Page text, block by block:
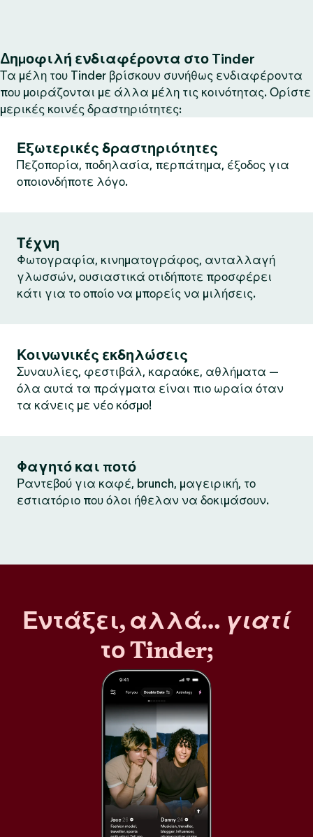
Δημοφιλή ενδιαφέροντα στο Tinder
Τα μέλη του Tinder βρίσκουν συνήθως ενδιαφέροντα
που μοιράζονται με άλλα μέλη τις κοινότητας. Ορίστε
μερικές κοινές δραστηριότητες:
Εξωτερικές δραστηριότητες
Πεζοπορία, ποδηλασία, περπάτημα, έξοδος για
οποιονδήποτε λόγο.
Τέχνη
Φωτογραφία, κινηματογράφος, ανταλλαγή
γλωσσών, ουσιαστικά οτιδήποτε προσφέρει
κάτι για το οποίο να μπορείς να μιλήσεις.
Κοινωνικές εκδηλώσεις
Συναυλίες, φεστιβάλ, καραόκε, αθλήματα —
όλα αυτά τα πράγματα είναι πιο ωραία όταν
τα κάνεις με νέο κόσμο!
Φαγητό και ποτό
Ραντεβού για καφέ, brunch, μαγειρική, το
εστιατόριο που όλοι ήθελαν να δοκιμάσουν.
Εντάξει, αλλά… γιατί
το Tinder;